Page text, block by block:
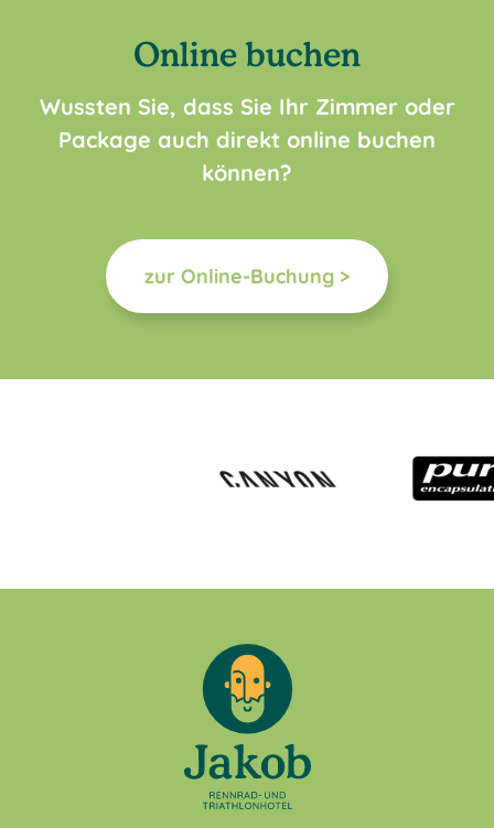
Online buchen
Wussten Sie, dass Sie Ihr Zimmer oder
Package auch direkt online buchen
können?
zur Online-Buchung >